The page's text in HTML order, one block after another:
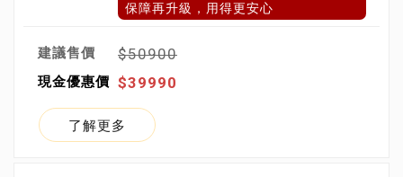
保障再升級，用得更安心
$50900
$39990
了解更多